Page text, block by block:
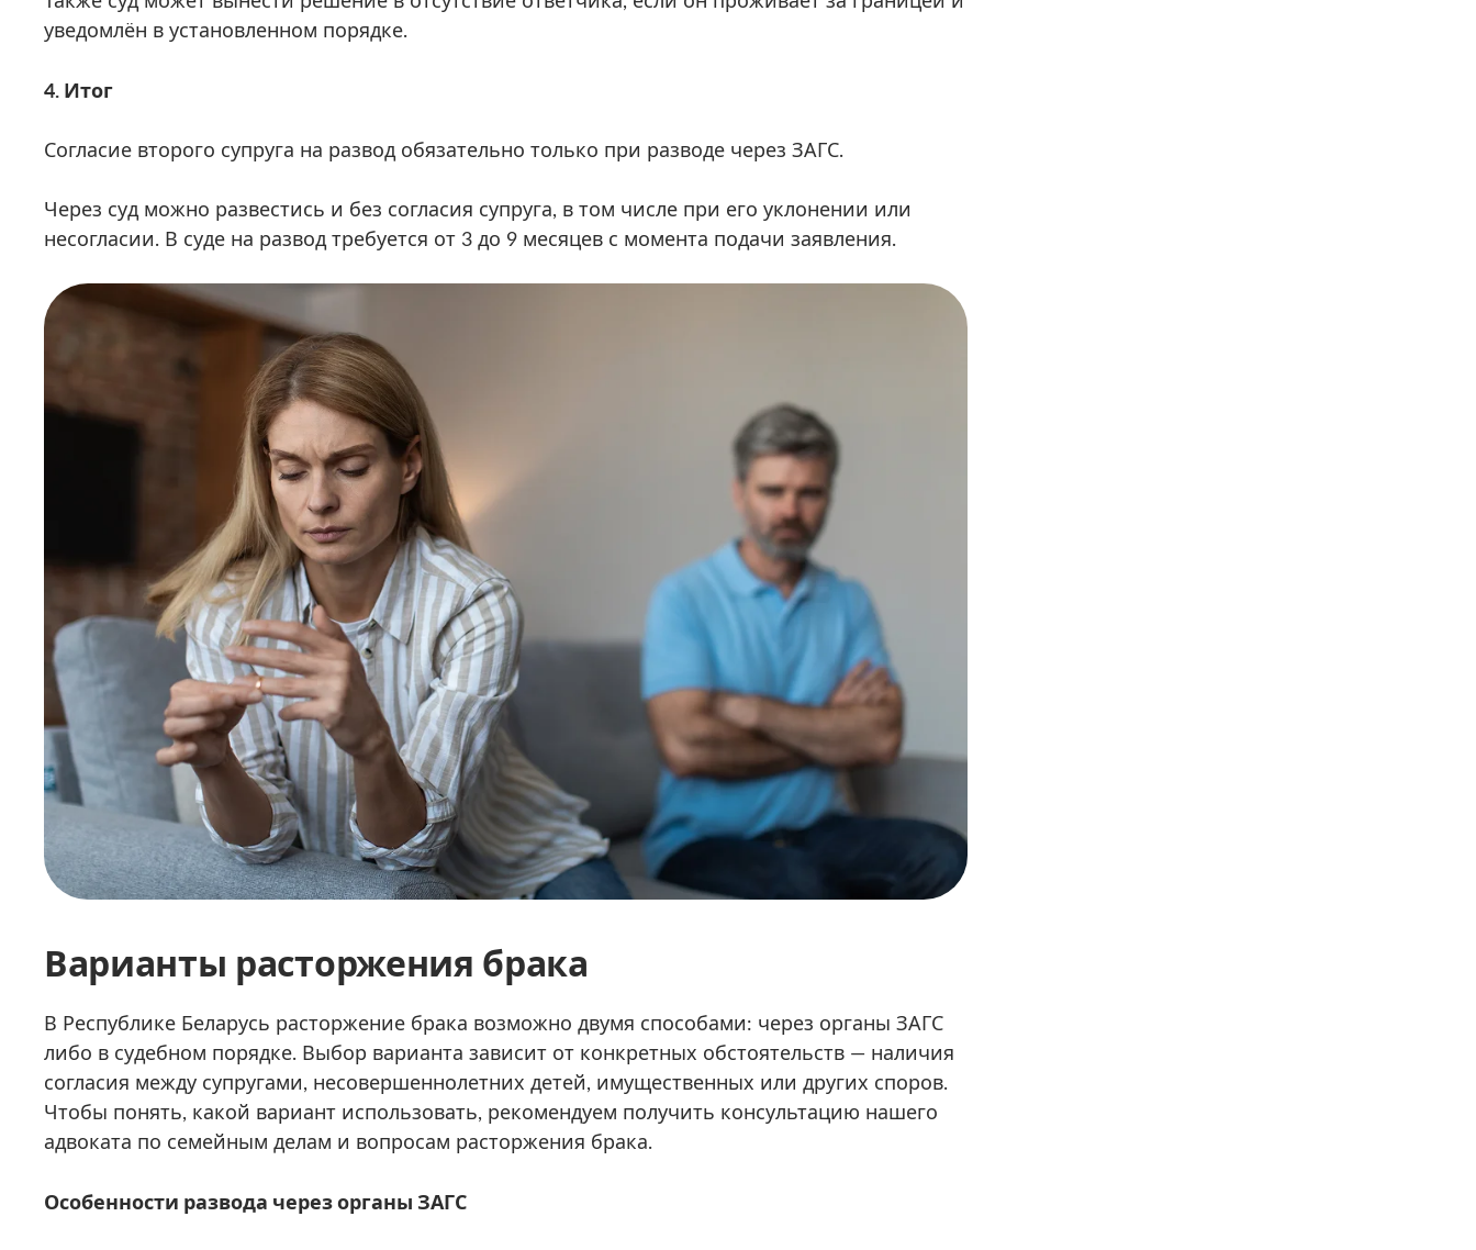
уведомлён в установленном порядке.
4. Итог
Согласие второго супруга на развод обязательно только при разводе через ЗАГС.
Через суд можно развестись и без согласия супруга, в том числе при его уклонении или
несогласии. В суде на развод требуется от 3 до 9 месяцев с момента подачи заявления.
Варианты расторжения брака
В Республике Беларусь расторжение брака возможно двумя способами: через органы ЗАГС
либо в судебном порядке. Выбор варианта зависит от конкретных обстоятельств — наличия
согласия между супругами, несовершеннолетних детей, имущественных или других споров.
Чтобы понять, какой вариант использовать, рекомендуем получить консультацию нашего
адвоката по семейным делам и вопросам расторжения брака.
Особенности развода через органы ЗАГС